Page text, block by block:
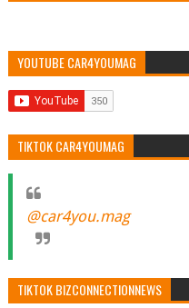
YOUTUBE CAR4YOUMAG
TIKTOK CAR4YOUMAG
@car4you.mag
TIKTOK BIZCONNECTIONNEWS